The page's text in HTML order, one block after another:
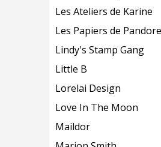
Les Ateliers de Karine
Les Papiers de Pandore
Lindy's Stamp Gang
Little B
Lorelai Design
Love In The Moon
Maildor